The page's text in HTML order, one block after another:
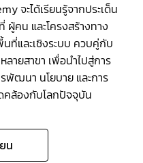
จะได้เรียนรู้จากประเด็น
คน และโครงสร้างทาง
ที่และเชิงระบบ ควบคู่กับ
ายสาขา เพื่อนำไปสู่การ
พัฒนา นโยบาย และการ
คล้องกับโลกปัจจุบัน
น